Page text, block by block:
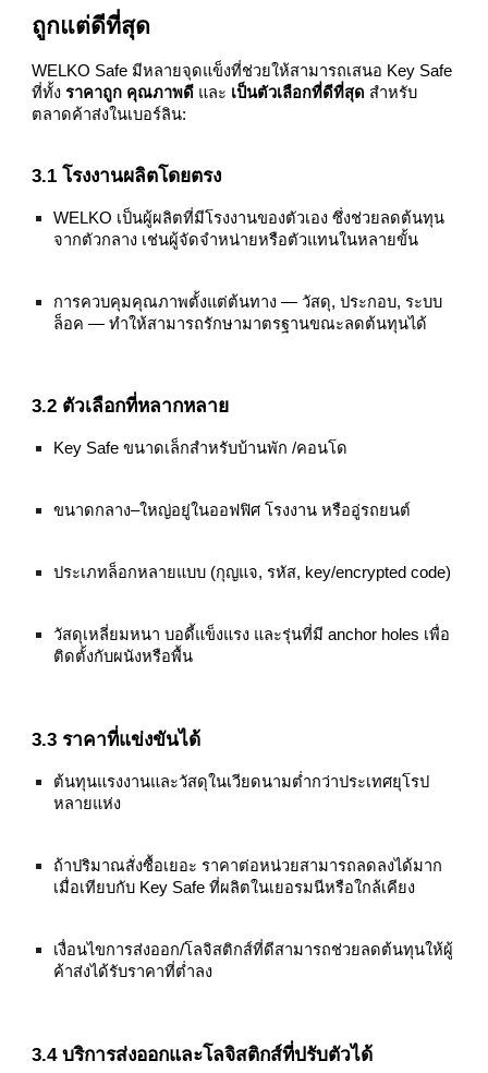
ถูกแต่ดีที่สุด
WELKO Safe มีหลายจุดแข็งที่ช่วยให้สามารถเสนอ Key Safe
ที่ทั้งราคาถูก คุณภาพดี และ เป็นตัวเลือกที่ดีที่สุด สำหรับ
ตลาดค้าส่งในเบอร์ลิน:
3.1 โรงงานผลิตโดยตรง
WELKO เป็นผู้ผลิตที่มีโรงงานของตัวเอง ซึ่งช่วยลดต้นทุน
จากตัวกลาง เช่นผู้จัดจำหน่ายหรือตัวแทนในหลายขั้น
การควบคุมคุณภาพตั้งแต่ต้นทาง — วัสดุ, ประกอบ, ระบบ
ล็อค — ทำให้สามารถรักษามาตรฐานขณะลดต้นทุนได้
3.2 ตัวเลือกที่หลากหลาย
Key Safe ขนาดเล็กสำหรับบ้านพัก /คอนโด
ขนาดกลาง–ใหญ่อยู่ในออฟฟิศ โรงงาน หรืออู่รถยนต์
ประเภทล็อกหลายแบบ (กุญแจ, รหัส, key/encrypted code)
วัสดุเหลี่ยมหนา บอดี้แข็งแรง และรุ่นที่มี anchor holes เพื่อ
ติดตั้งกับผนังหรือพื้น
3.3 ราคาที่แข่งขันได้
ต้นทุนแรงงานและวัสดุในเวียดนามต่ำกว่าประเทศยุโรป
หลายแห่ง
ถ้าปริมาณสั่งซื้อเยอะ ราคาต่อหน่วยสามารถลดลงได้มาก
เมื่อเทียบกับ Key Safe ที่ผลิตในเยอรมนีหรือใกล้เคียง
เงื่อนไขการส่งออก/โลจิสติกส์ที่ดีสามารถช่วยลดต้นทุนให้ผู้
ค้าส่งได้รับราคาที่ต่ำลง
3.4 บริการส่งออกและโลจิสติกส์ที่ปรับตัวได้